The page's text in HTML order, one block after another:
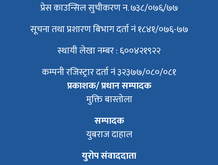
प्रेस काउन्सिल सुचीकरण न. ७३८/०७६/७७
सूचना तथा प्रशारण बिभाग दर्ता नं १८४१/०७६-७७
स्थायी लेखा नम्बर : ६००४२१९२२
कम्पनी रजिस्ट्रार दर्ता नं ३२३७७/०८०/०८१
प्रकाशक/ प्रधान सम्पादक
मुक्ति बास्तोला
सम्पादक
युबराज दाहाल
युरोप संवाददाता